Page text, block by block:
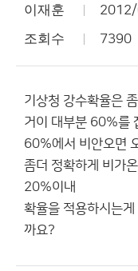
이재훈
조회수 7390
기상청 강수확율은
거이 대부분 60%를
60%에서 비안오면
좀더 정확하게 비가
20%이내
확율을 적용하시는
까요?